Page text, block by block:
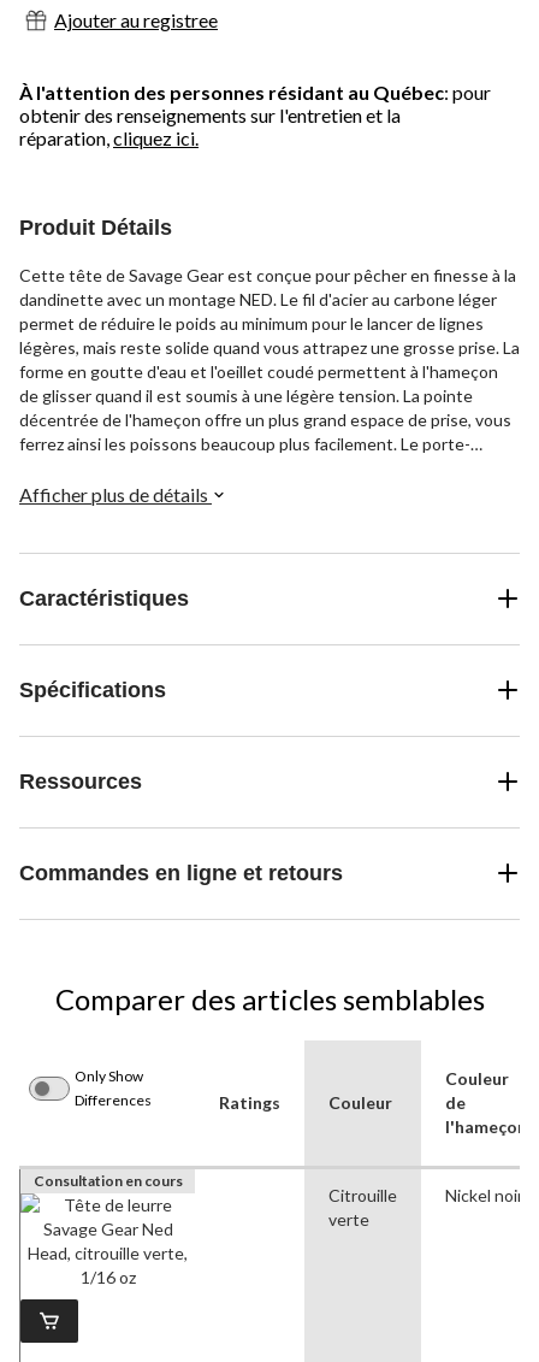
Ajouter au registree
À l'attention des personnes résidant au Québec: pour
obtenir des renseignements sur l'entretien et la
réparation,cliquez ici.
Produit Détails
Cette tête de Savage Gear est conçue pour pêcher en finesse à la
dandinette avec un montage NED. Le fil d'acier au carbone léger
permet de réduire le poids au minimum pour le lancer de lignes
légères, mais reste solide quand vous attrapez une grosse prise. La
forme en goutte d'eau et l'oeillet coudé permettent à l'hameçon
de glisser quand il est soumis à une légère tension. La pointe
décentrée de l'hameçon offre un plus grand espace de prise, vous
ferrez ainsi les poissons beaucoup plus facilement. Le porte-
thermolaqué assure une résistance optimale. Cette tête de
Afficher plus de détails
Caractéristiques
Spécifications
Ressources
Commandes en ligne et retours
Comparer des articles semblables
Only Show
Differences
Ratings Couleur
Couleur
de
l'hameçon
Consultation en cours
Citrouille
verte
Nickel noir